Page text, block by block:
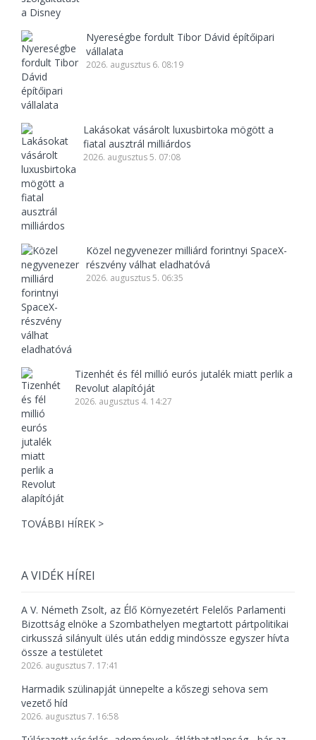
Nyereségbe fordult Tibor Dávid építőipari
vállalata
2026. augusztus 6. 08:19
Lakásokat vásárolt luxusbirtoka mögött a
fiatal ausztrál milliárdos
2026. augusztus 5. 07:08
Közel negyvenezer milliárd forintnyi SpaceX-
részvény válhat eladhatóvá
2026. augusztus 5. 06:35
Tizenhét és fél millió eurós jutalék miatt perlik a
Revolut alapítóját
2026. augusztus 4. 14:27
TOVÁBBI HÍREK >
A VIDÉK HÍREI
A V. Németh Zsolt, az Élő Környezetért Felelős Parlamenti
Bizottság elnöke a Szombathelyen megtartott pártpolitikai
cirkusszá silányult ülés után eddig mindössze egyszer hívta
össze a testületet
2026. augusztus 7. 17:41
Harmadik szülinapját ünnepelte a kőszegi sehova sem
vezető híd
2026. augusztus 7. 16:58